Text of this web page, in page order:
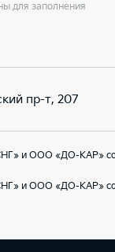
для заполнения
пр-т, 207
и ООО «ДО-КАР»
и ООО «ДО-КАР»